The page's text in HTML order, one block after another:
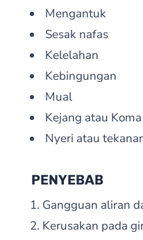
Mengantuk
Sesak nafas
Kelelahan
Kebingungan
Mual
Kejang atau
Nyeri atau
PENYEBAB
Gangguan aliran
Kerusakan pada